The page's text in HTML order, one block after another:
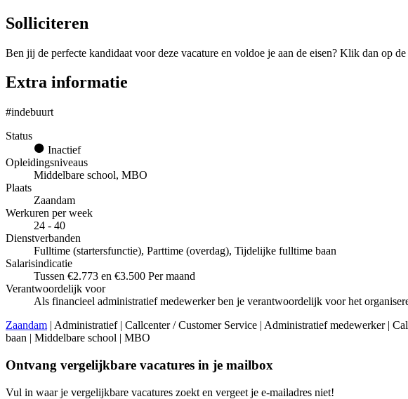
Solliciteren
Ben jij de perfecte kandidaat voor deze vacature en voldoe je aan de eisen? Klik dan op
Extra informatie
#indebuurt
Status
Inactief
Opleidingsniveaus
Middelbare school, MBO
Plaats
Zaandam
Werkuren per week
24 - 40
Dienstverbanden
Fulltime (startersfunctie), Parttime (overdag), Tijdelijke fulltime baan
Salarisindicatie
Tussen €2.773 en €3.500 Per maand
Verantwoordelijk voor
Als financieel administratief medewerker ben je verantwoordelijk voor het
Zaandam | Administratief | Callcenter / Customer Service | Administratief medewerker |
baan | Middelbare school | MBO
Ontvang vergelijkbare vacatures in je mailbox
Vul in waar je vergelijkbare vacatures zoekt en vergeet je e-mailadres niet!